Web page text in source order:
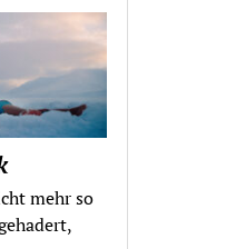
mehr so